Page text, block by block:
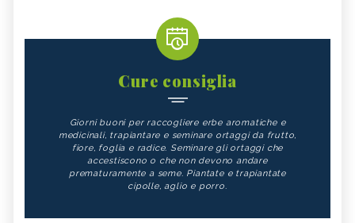
Cure consiglia
Giorni buoni per raccogliere erbe aromatiche e
medicinali, trapiantare e seminare ortaggi da frutto,
fiore, foglia e radice. Seminare gli ortaggi che
accestiscono o che non devono andare
prematuramente a seme. Piantate e trapiantate
cipolle, aglio e porro.